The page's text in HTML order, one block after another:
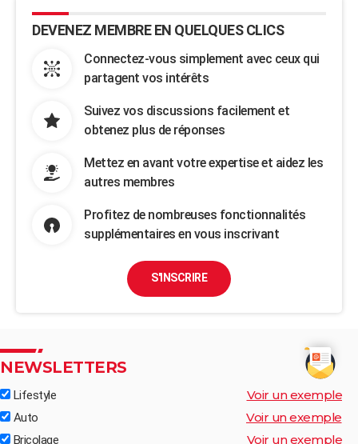
DEVENEZ MEMBRE EN QUELQUES CLICS
Connectez-vous simplement avec ceux qui
partagent vos intérêts
Suivez vos discussions facilement et
obtenez plus de réponses
Mettez en avant votre expertise et aidez les
autres membres
Profitez de nombreuses fonctionnalités
supplémentaires en vous inscrivant
S'INSCRIRE
NEWSLETTERS
Lifestyle Voir un exemple
Auto Voir un exemple
Bricolage Voir un exemple